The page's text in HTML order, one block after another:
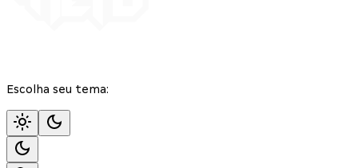
Escolha seu tema: